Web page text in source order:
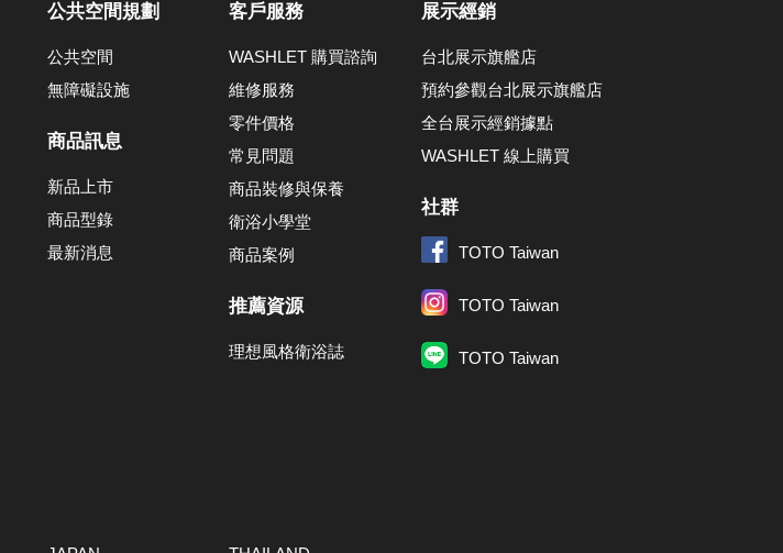
公共空間規劃
公共空間
無障礙設施
商品訊息
新品上市
商品型錄
最新消息
客戶服務
WASHLET 購買諮詢
維修服務
零件價格
常見問題
商品裝修與保養
衛浴小學堂
商品案例
推薦資源
理想風格衛浴誌
展示經銷
台北展示旗艦店
預約參觀台北展示旗艦店
全台展示經銷據點
WASHLET 線上購買
社群
TOTO Taiwan
TOTO Taiwan
TOTO Taiwan